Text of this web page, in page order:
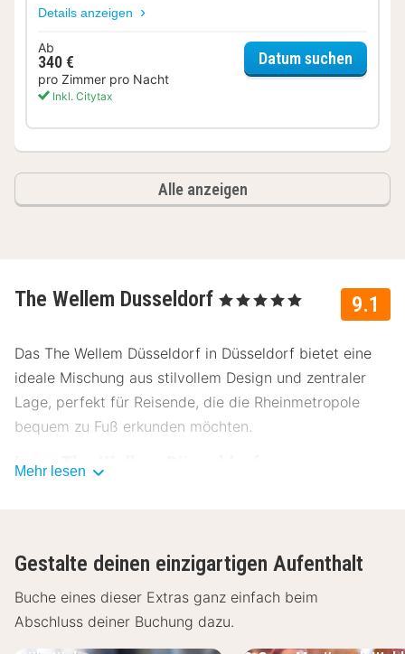
Details anzeigen
Ab
340 €
pro Zimmer pro Nacht
Inkl. Citytax
Datum suchen
Alle anzeigen
9.1
The Wellem Dusseldorf , 5 Sterne
Das The Wellem Düsseldorf in Düsseldorf bietet eine
ideale Mischung aus stilvollem Design und zentraler
Lage, perfekt für Reisende, die die Rheinmetropole
bequem zu Fuß erkunden möchten.
Lage The Wellem Düsseldorf
Rheinpromenade – ca. 500 m
Deutsche Oper am Rhein – ca. 400 m
Mehr lesen
Gestalte deinen einzigartigen Aufenthalt
Buche eines dieser Extras ganz einfach beim
Abschluss deiner Buchung dazu.